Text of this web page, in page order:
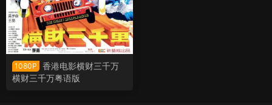
1080P
香港电影横财三千万
横财三千万粤语版